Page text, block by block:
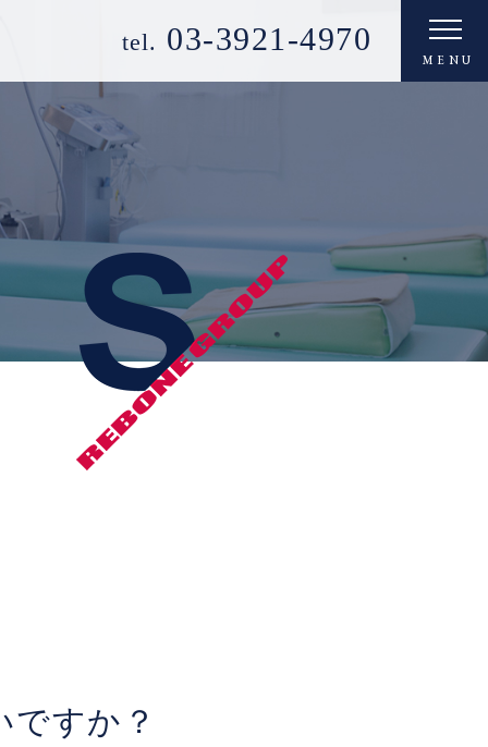
tel. 03-3921-4970
MENU
すか？